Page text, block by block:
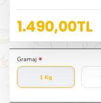
1.490,00TL
Gramaj
1 Kg